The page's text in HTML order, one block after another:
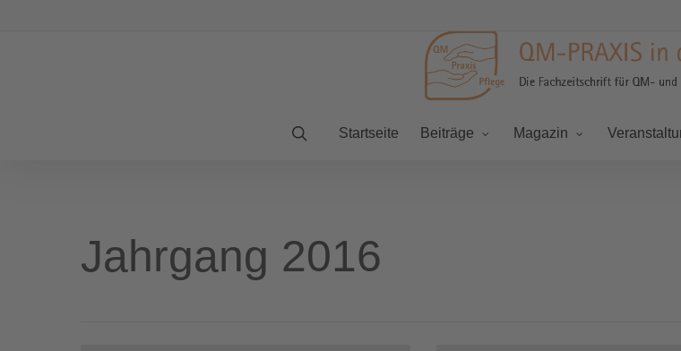
Startseite Beiträge Magazin
Jahrgang 2016